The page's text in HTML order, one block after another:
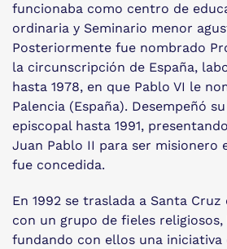
funcionaba como centro de
ordinaria y Seminario menor
Posteriormente fue nombrado
la circunscripción de España,
hasta 1978, en que Pablo VI le
Palencia (España). Desempeñó
episcopal hasta 1991,
Juan Pablo II para ser misionero
fue concedida.
En 1992 se traslada a Santa
con un grupo de fieles
fundando con ellos una iniciativa